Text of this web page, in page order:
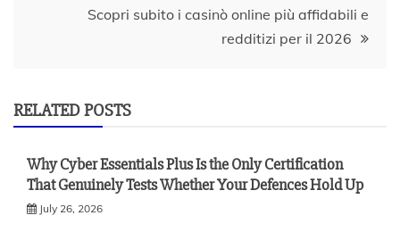
Scopri subito i casinò online più affidabili e
redditizi per il 2026
RELATED POSTS
Why Cyber Essentials Plus Is the Only Certification
That Genuinely Tests Whether Your Defences Hold Up
July 26, 2026